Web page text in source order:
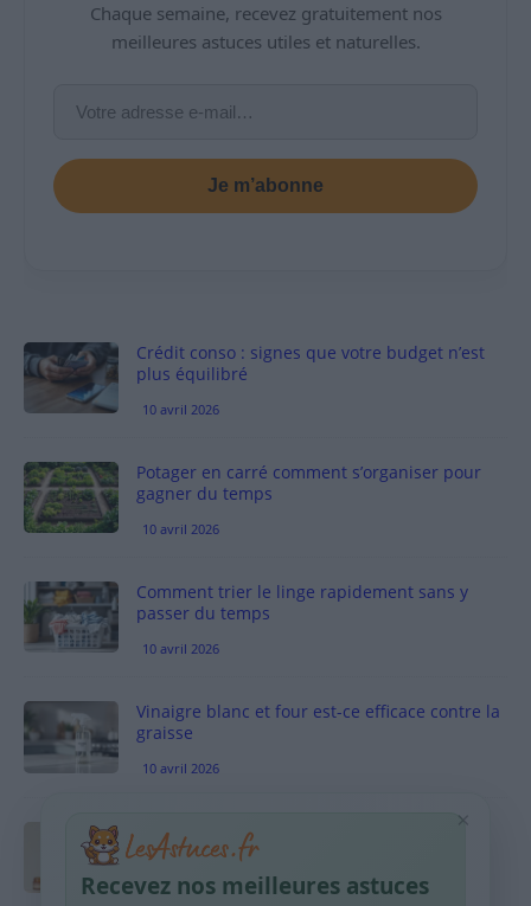
Chaque semaine, recevez gratuitement nos
meilleures astuces utiles et naturelles.
Je m’abonne
Crédit conso : signes que votre budget n’est
plus équilibré
10 avril 2026
Potager en carré comment s’organiser pour
gagner du temps
10 avril 2026
Comment trier le linge rapidement sans y
passer du temps
10 avril 2026
Vinaigre blanc et four est-ce efficace contre la
graisse
10 avril 2026
Taches pigmentaires : routine simple +
habitudes qui aident
9 avril 2026
×
Recevez nos meilleures astuces